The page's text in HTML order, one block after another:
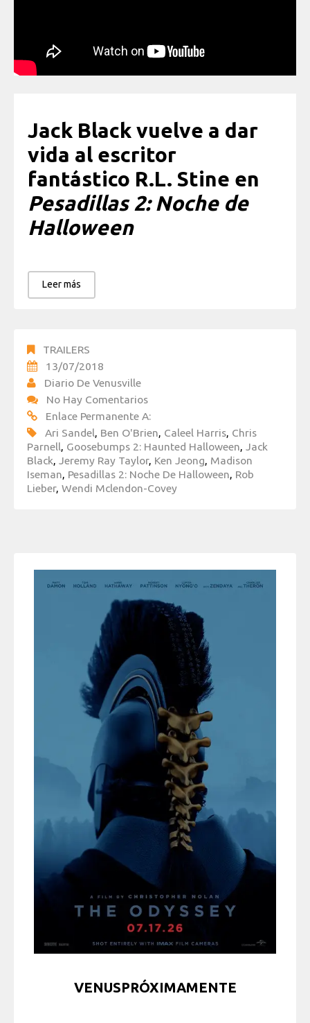
Jack Black vuelve a dar
vida al escritor
fantástico R.L. Stine en
Pesadillas 2: Noche de
Halloween
Leer más
TRAILERS
13/07/2018
Diario De Venusville
No Hay Comentarios
Enlace Permanente A:
Ari Sandel, Ben O'Brien, Caleel Harris, Chris
Parnell, Goosebumps 2: Haunted Halloween, Jack
Black, Jeremy Ray Taylor, Ken Jeong, Madison
Iseman, Pesadillas 2: Noche De Halloween, Rob
Lieber, Wendi Mclendon-Covey
VENUSPRÓXIMAMENTE